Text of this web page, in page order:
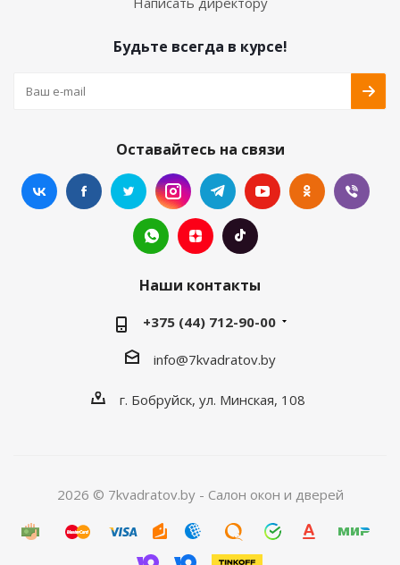
Будьте всегда в курсе!
Оставайтесь на связи
Наши контакты
+375 (44) 712-90-00
info@7kvadratov.by
г. Бобруйск, ул. Минская, 108
2026 © 7kvadratov.by - Салон окон и дверей